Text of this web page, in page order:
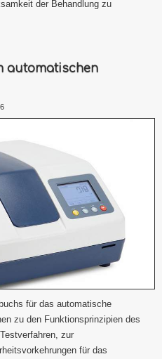
der Behandlung zu
automatischen
für das automatische
zu den Funktionsprinzipien des
zur
für das